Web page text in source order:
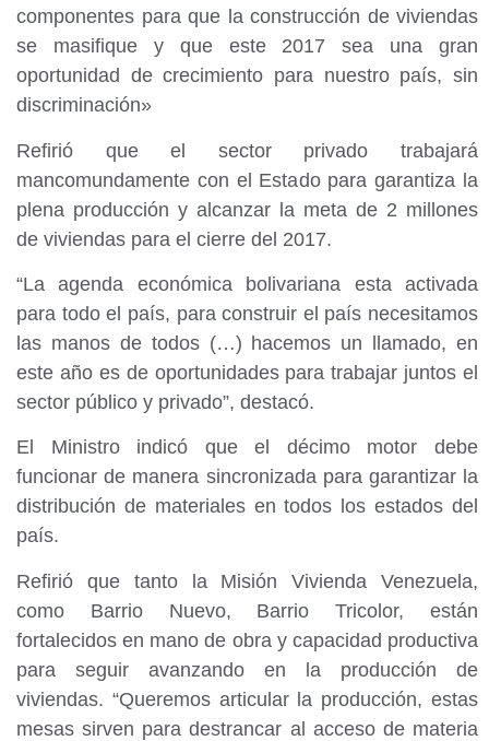
componentes para que la construcción de viviendas
se masifique y que este 2017 sea una gran
oportunidad de crecimiento para nuestro país, sin
discriminación»
Refirió que el sector privado trabajará
mancomundamente con el Estado para garantiza la
plena producción y alcanzar la meta de 2 millones
de viviendas para el cierre del 2017.
“La agenda económica bolivariana esta activada
para todo el país, para construir el país necesitamos
las manos de todos (…) hacemos un llamado, en
este año es de oportunidades para trabajar juntos el
sector público y privado”, destacó.
El Ministro indicó que el décimo motor debe
funcionar de manera sincronizada para garantizar la
distribución de materiales en todos los estados del
país.
Refirió que tanto la Misión Vivienda Venezuela,
como Barrio Nuevo, Barrio Tricolor, están
fortalecidos en mano de obra y capacidad productiva
para seguir avanzando en la producción de
viviendas. “Queremos articular la producción, estas
mesas sirven para destrancar al acceso de materia